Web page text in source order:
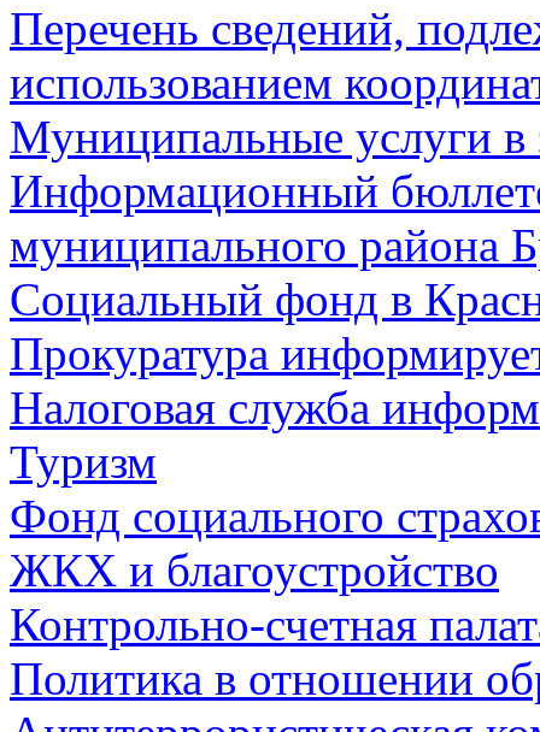
Перечень сведений,
использованием
Муниципальные услуги в
Информационный
муниципального района
Социальный фонд в
Прокуратура
Налоговая служба
Туризм
Фонд социального
ЖКХ и благоустройство
Контрольно-счетная
Политика в отношении